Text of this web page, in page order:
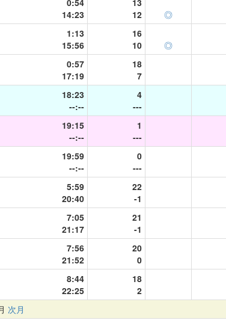
0:54
14:23
13
12
◎
1:13
15:56
16
10
◎
0:57
17:19
18
7
18:23
--:--
4
---
19:15
--:--
1
---
19:59
--:--
0
---
5:59
20:40
22
-1
7:05
21:17
21
-1
7:56
21:52
20
0
8:44
22:25
18
2
次月